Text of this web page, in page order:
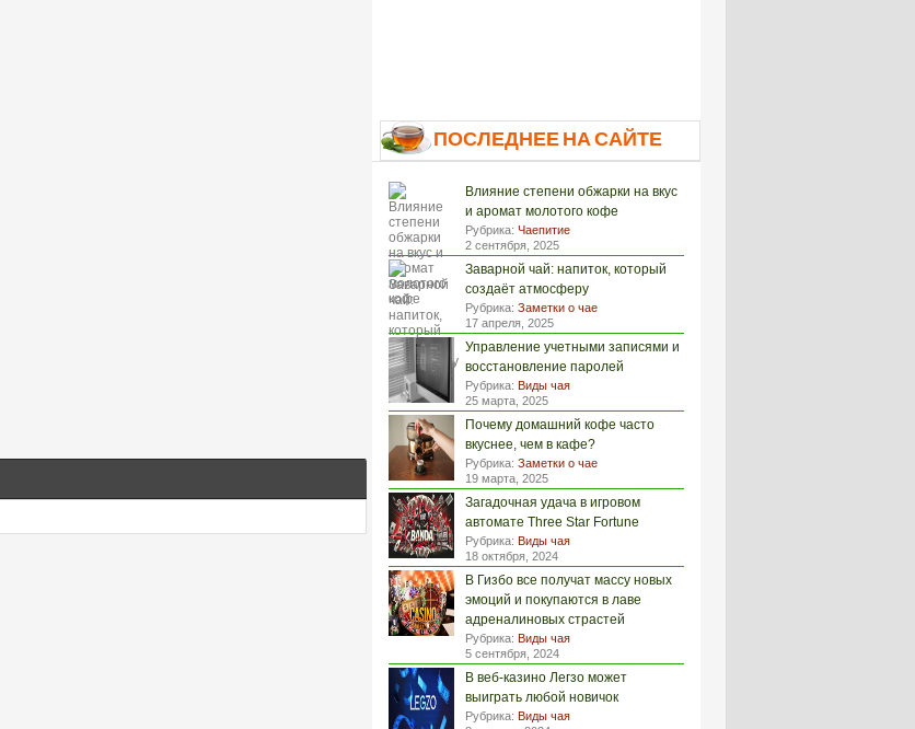
ПОСЛЕДНЕЕ НА САЙТЕ
Влияние степени обжарки на вкус
и аромат молотого кофе
Рубрика: Чаепитие
2 сентября, 2025
Заварной чай: напиток, который
создаёт атмосферу
Рубрика: Заметки о чае
17 апреля, 2025
Управление учетными записями и
восстановление паролей
Рубрика: Виды чая
25 марта, 2025
Почему домашний кофе часто
вкуснее, чем в кафе?
Рубрика: Заметки о чае
19 марта, 2025
Загадочная удача в игровом
автомате Three Star Fortune
Рубрика: Виды чая
18 октября, 2024
В Гизбо все получат массу новых
эмоций и покупаются в лаве
адреналиновых страстей
Рубрика: Виды чая
5 сентября, 2024
В веб-казино Легзо может
выиграть любой новичок
Рубрика: Виды чая